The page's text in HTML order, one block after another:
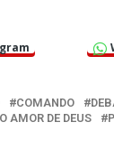
COMANDO
AMOR DE DEUS